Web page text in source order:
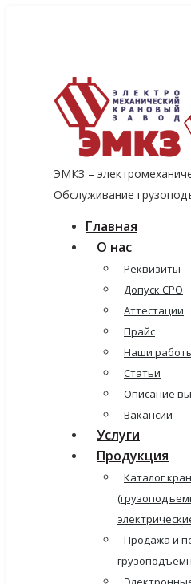
ЭМКЗ –
Обслуживание
Главная
О нас
Реквизиты
Допуск СРО
Аттестации
Прайс
Наши
Статьи
Описание
Вакансии
Услуги
Продукция
Каталог
Продажа и